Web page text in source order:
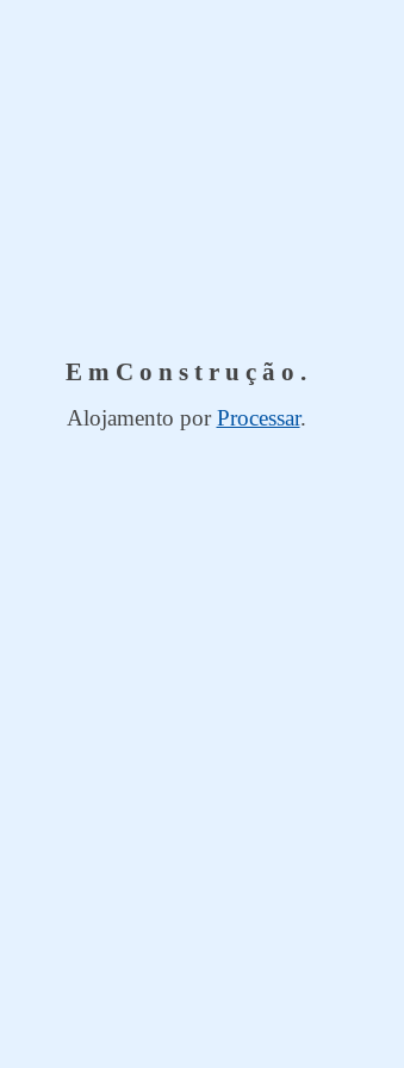
E m C o n s t r u ç ã o .
Alojamento porProcessar.